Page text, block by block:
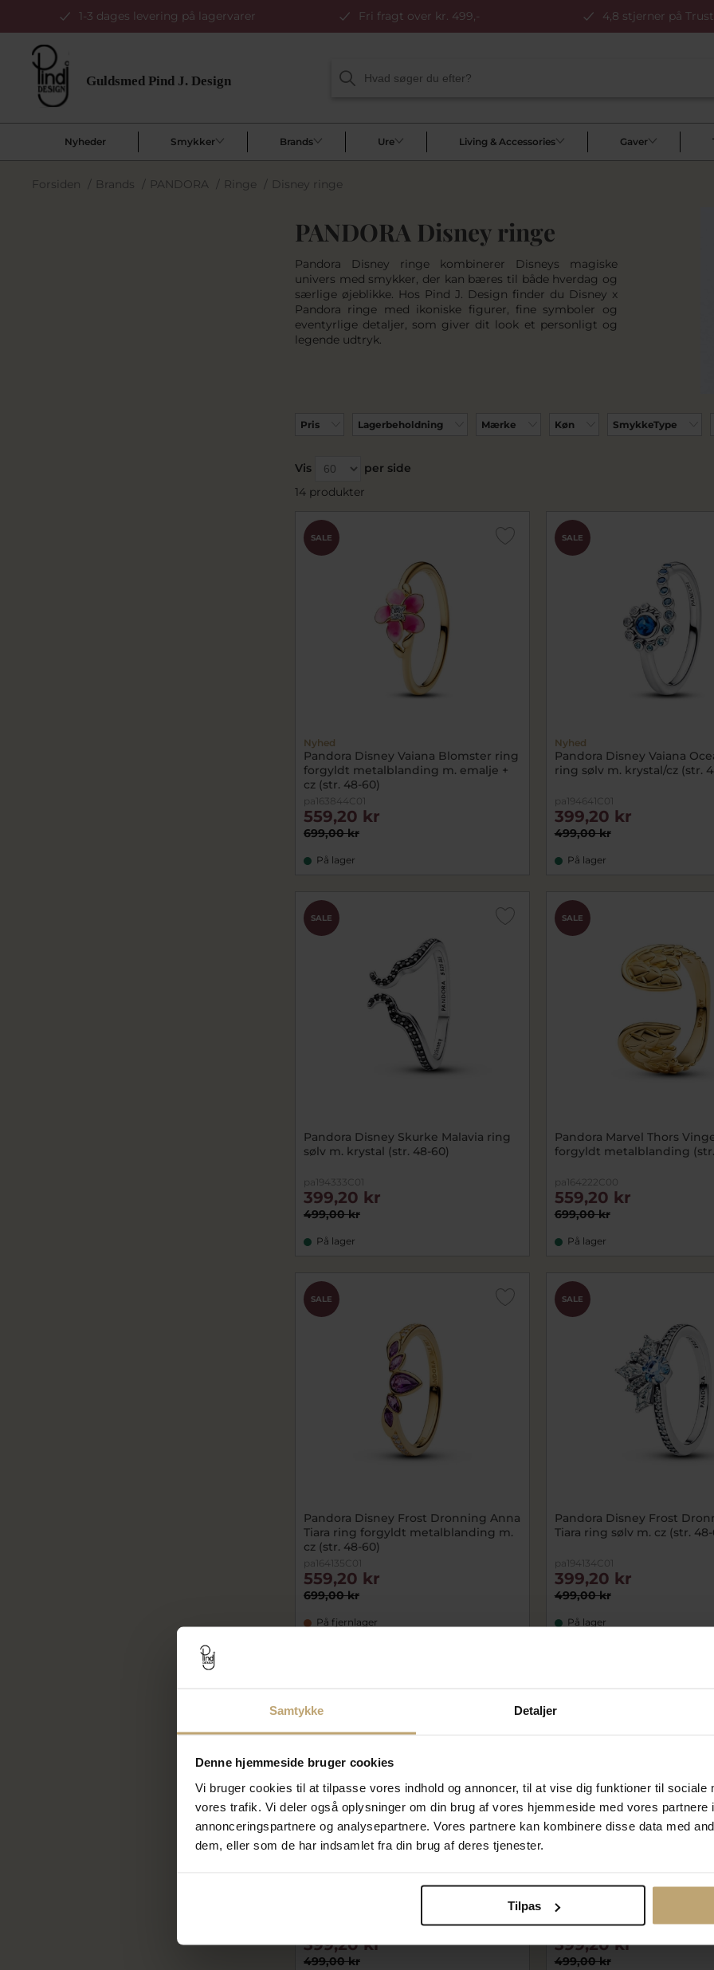
Samtykke Detaljer
Denne hjemmeside bruger cookies
Vi bruger cookies til at tilpasse vores indhold og annoncer, til at vise dig funktioner til sociale
vores trafik. Vi deler også oplysninger om din brug af vores hjemmeside med vores partnere
annonceringspartnere og analysepartnere. Vores partnere kan kombinere disse data med
dem, eller som de har indsamlet fra din brug af deres tjenester.
Tilpas
1-3 dages levering på lagervarer Fri fragt over kr. 499,- 4,8 stjerner på
Nyheder Smykker Brands Ure Living & Accessories Gaver
Forsiden / Brands / PANDORA / Ringe / Disney ringe
PANDORA Disney ringe
Pandora Disney ringe kombinerer Disneys magiske
univers med smykker, der kan bæres til både hverdag og
særlige øjeblikke. Hos Pind J. Design finder du Disney x
Pandora ringe med ikoniske figurer, fine symboler og
eventyrlige detaljer, som giver dit look et personligt og
legende udtryk.
Pris Lagerbeholdning Mærke Køn SmykkeType
Vis
per side
14 produkter
SALE
Nyhed
Pandora Disney Vaiana Blomster ring
forgyldt metalblanding m. emalje +
cz (str. 48-60)
pa163844C01
699,00 kr
559,20 kr
På lager
SALE
Nyhed
Pandora Disney Vaiana
ring sølv m. krystal/cz (str.
pa194641C01
499,00 kr
399,20 kr
På lager
SALE
Pandora Disney Skurke Malavia ring
sølv m. krystal (str. 48-60)
pa194333C01
499,00 kr
399,20 kr
På lager
SALE
Pandora Marvel Thors
forgyldt metalblanding
pa164222C00
699,00 kr
559,20 kr
På lager
SALE
Pandora Disney Frost Dronning Anna
Tiara ring forgyldt metalblanding m.
cz (str. 48-60)
pa164135C01
699,00 kr
559,20 kr
På fjernlager
SALE
Pandora Disney Frost
Tiara ring sølv m. cz (str. 48-
pa194134C01
499,00 kr
399,20 kr
På lager
499,00 kr
399,20 kr
Pandora Disney Princess
ring sølv (str. 48-60)
pa193652C01
499,00 kr
399,20 kr